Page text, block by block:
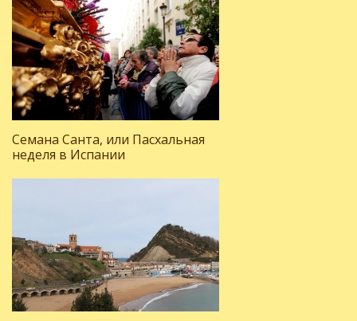
Семана Санта, или Пасхальная
неделя в Испании